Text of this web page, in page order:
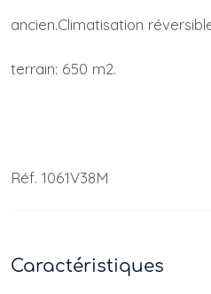
ancien.Climatisation
terrain: 650 m2.
Réf. 1061V38M
Caractéristiques